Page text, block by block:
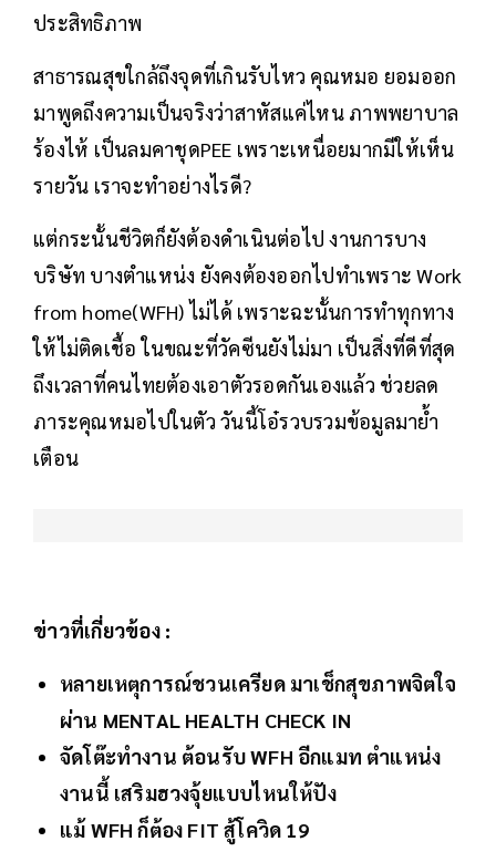
ประสิทธิภาพ
สาธารณสุขใกล้ถึงจุดที่เกินรับไหว คุณหมอ ยอมออก
มาพูดถึงความเป็นจริงว่าสาหัสแค่ไหน ภาพพยาบาล
ร้องไห้ เป็นลมคาชุดPEE เพราะเหนื่อยมากมีให้เห็น
รายวัน เราจะทำอย่างไรดี?
แต่กระนั้นชีวิตก็ยังต้องดำเนินต่อไป งานการบาง
บริษัท บางตำแหน่ง ยังคงต้องออกไปทำเพราะ Work
from home(WFH) ไม่ได้ เพราะฉะนั้นการทำทุกทาง
ให้ไม่ติดเชื้อ ในขณะที่วัคซีนยังไม่มา เป็นสิ่งที่ดีที่สุด
ถึงเวลาที่คนไทยต้องเอาตัวรอดกันเองแล้ว ช่วยลด
ภาระคุณหมอไปในตัว วันนี้โอ๋รวบรวมข้อมูลมาย้ำ
เตือน
ข่าวที่เกี่ยวข้อง :
หลายเหตุการณ์ชวนเครียด มาเช็กสุขภาพจิตใจ
ผ่าน MENTAL HEALTH CHECK IN
จัดโต๊ะทำงาน ต้อนรับ WFH อีกแมท ตำแหน่ง
งานนี้ เสริมฮวงจุ้ยแบบไหนให้ปัง
แม้ WFH ก็ต้อง FIT สู้โควิด 19